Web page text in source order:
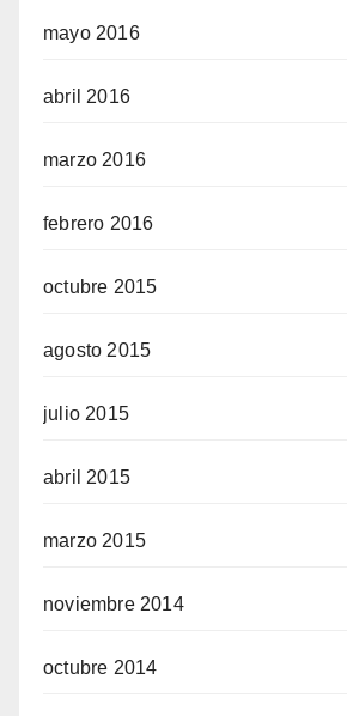
mayo 2016
abril 2016
marzo 2016
febrero 2016
octubre 2015
agosto 2015
julio 2015
abril 2015
marzo 2015
noviembre 2014
octubre 2014